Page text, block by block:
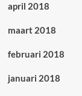
april 2018
maart 2018
februari 2018
januari 2018